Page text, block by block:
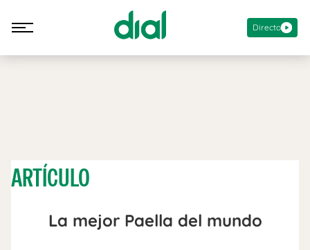
Directo
ARTÍCULO
La mejor Paella del mundo